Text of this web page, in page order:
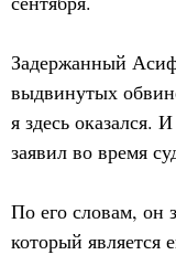
Задержанный
выдвинутых
я здесь
заявил во время
По его словам, он
который является